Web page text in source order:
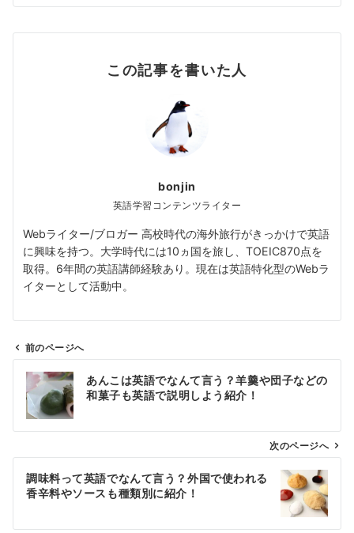
この記事を書いた人
bonjin
英語学習コンテンツライター
Webライター/ブロガー 高校時代の海外旅行がきっかけで英語
に興味を持つ。大学時代には10ヵ国を旅し、TOEIC870点を
取得。6年間の英語講師経験あり。現在は英語特化型のWebラ
イターとして活動中。
ビ
ン
前のページへ
あんこは英語でなんて言う？羊羹や団子などの
和菓子も英語で説明しよう紹介！
次のページへ
調味料って英語でなんて言う？外国で使われる
香辛料やソースも種類別に紹介！